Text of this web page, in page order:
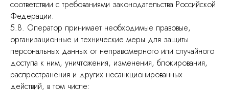
соответствии с требованиями законодательства Российской
Федерации.
5.8. Оператор принимает необходимые правовые,
организационные и технические меры для защиты
персональных данных от неправомерного или случайного
доступа к ним, уничтожения, изменения, блокирования,
распространения и других несанкционированных
действий, в том числе: